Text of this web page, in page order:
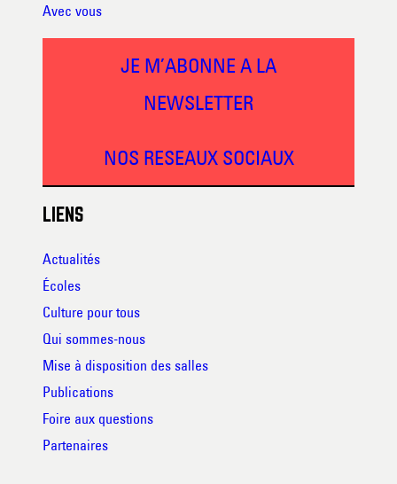
Avec vous
JE M’ABONNE A LA
NEWSLETTER
NOS RESEAUX SOCIAUX
LIENS
Actualités
Écoles
Culture pour tous
Qui sommes-nous
Mise à disposition des salles
Publications
Foire aux questions
Partenaires